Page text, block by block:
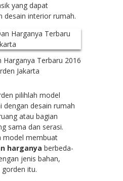
yang dapat
desain interior rumah.
Terbaru 2016
Jakarta
pilihlah model
dengan desain rumah
atau bagian
sama dan serasi.
model membuat
harganya berbeda-
jenis bahan,
itu.